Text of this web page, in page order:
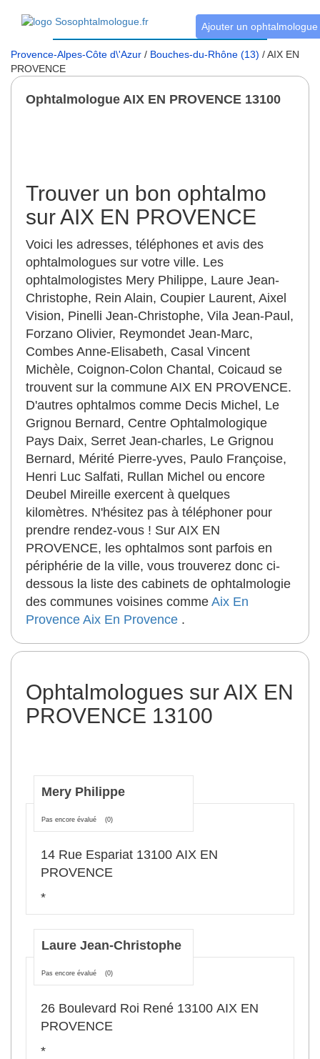
Ajouter un ophtalmologue
Provence-Alpes-Côte d\'Azur / Bouches-du-Rhône (13) / AIX EN
PROVENCE
Ophtalmologue AIX EN PROVENCE 13100
Trouver un bon ophtalmo
sur AIX EN PROVENCE
Voici les adresses, téléphones et avis des
ophtalmologues sur votre ville. Les
ophtalmologistes Mery Philippe, Laure Jean-
Christophe, Rein Alain, Coupier Laurent, Aixel
Vision, Pinelli Jean-Christophe, Vila Jean-Paul,
Forzano Olivier, Reymondet Jean-Marc,
Combes Anne-Elisabeth, Casal Vincent
Michèle, Coignon-Colon Chantal, Coicaud se
trouvent sur la commune AIX EN PROVENCE.
D'autres ophtalmos comme Decis Michel, Le
Grignou Bernard, Centre Ophtalmologique
Pays Daix, Serret Jean-charles, Le Grignou
Bernard, Mérité Pierre-yves, Paulo Françoise,
Henri Luc Salfati, Rullan Michel ou encore
Deubel Mireille exercent à quelques
kilomètres. N'hésitez pas à téléphoner pour
prendre rendez-vous ! Sur AIX EN
PROVENCE, les ophtalmos sont parfois en
périphérie de la ville, vous trouverez donc ci-
dessous la liste des cabinets de ophtalmologie
des communes voisines comme Aix En
Provence Aix En Provence .
Ophtalmologues sur AIX EN
PROVENCE 13100
Mery Philippe
Pas encore évalué (0)
14 Rue Espariat 13100 AIX EN
PROVENCE
*
Laure Jean-Christophe
Pas encore évalué (0)
26 Boulevard Roi René 13100 AIX EN
PROVENCE
*